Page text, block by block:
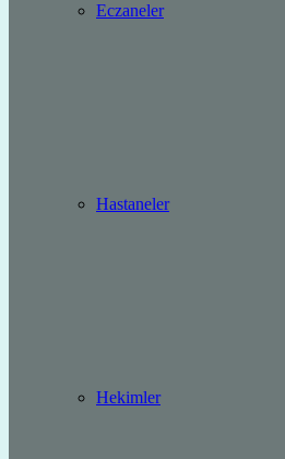
Eczaneler
Hastaneler
Hekimler